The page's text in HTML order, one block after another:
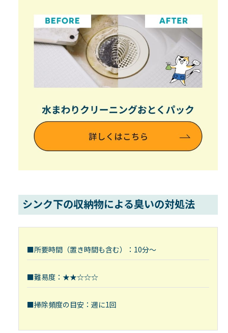
シンク下の収納物による臭いの対処法
■所要時間（置き時間も含む）：10分～
■難易度：★★☆☆☆
■掃除頻度の目安：週に1回